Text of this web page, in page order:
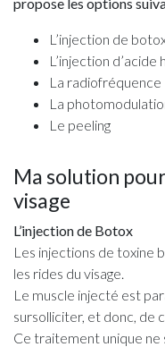
L’injection de
L’injection d’acide
La radiofréquence
La
Le peeling
Ma solution
visage
L’injection de Botox
Les injections de toxine
les rides du visage.
Le muscle injecté est
sursolliciter, et donc, de
Ce traitement unique